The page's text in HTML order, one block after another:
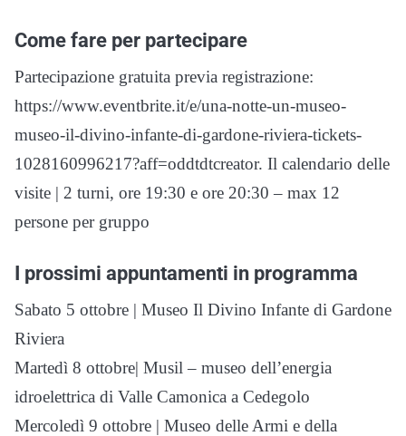
Come fare per partecipare
Partecipazione gratuita previa registrazione:
https://www.eventbrite.it/e/una-notte-un-museo-
museo-il-divino-infante-di-gardone-riviera-tickets-
1028160996217?aff=oddtdtcreator. Il calendario delle
visite | 2 turni, ore 19:30 e ore 20:30 – max 12
persone per gruppo
I prossimi appuntamenti in programma
Sabato 5 ottobre | Museo Il Divino Infante di Gardone
Riviera
Martedì 8 ottobre| Musil – museo dell’energia
idroelettrica di Valle Camonica a Cedegolo
Mercoledì 9 ottobre | Museo delle Armi e della